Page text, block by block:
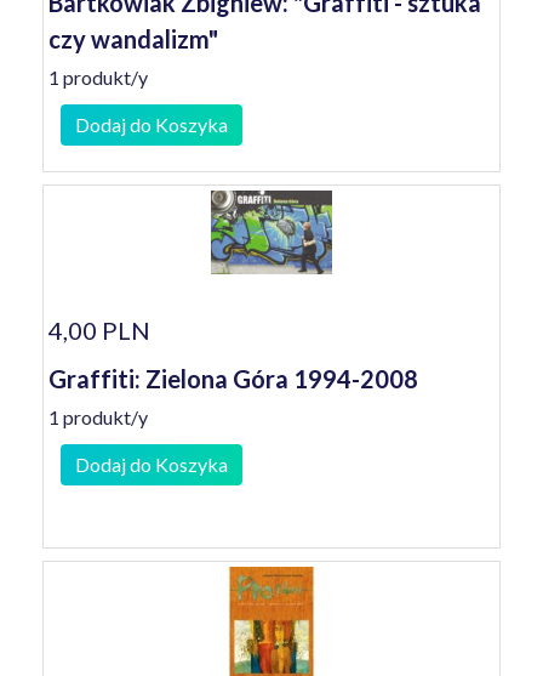
czy wandalizm"
1 produkt/y
Dodaj do Koszyka
4,00 PLN
Graffiti: Zielona Góra 1994-2008
1 produkt/y
Dodaj do Koszyka